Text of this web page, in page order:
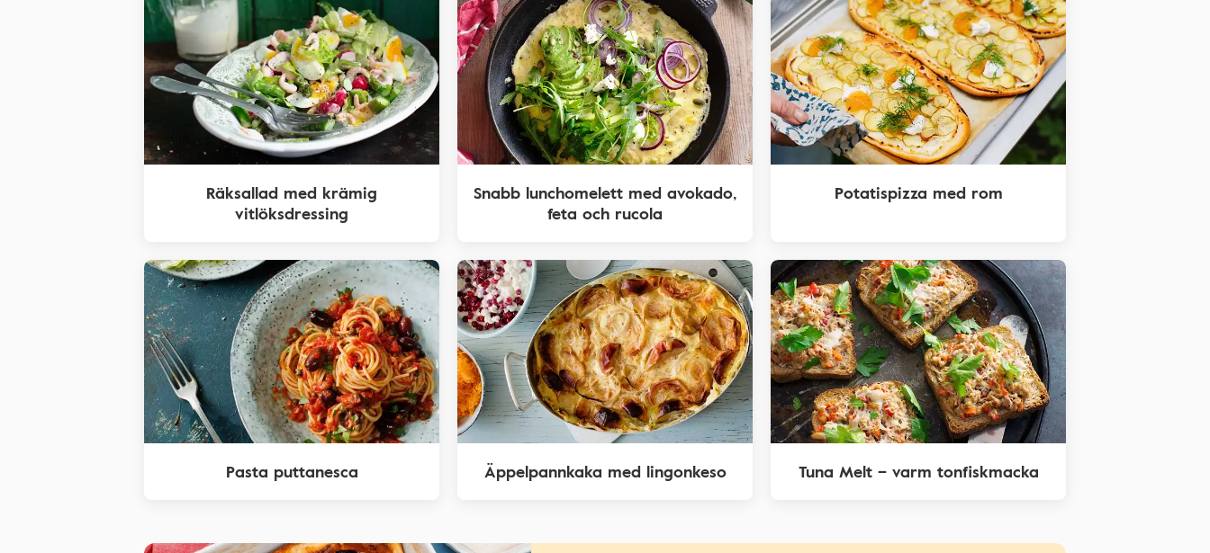
Räksallad med krämig
vitlöksdressing
Snabb lunchomelett med avokado,
feta och rucola
Potatispizza med rom
Pasta puttanesca Äppelpannkaka med lingonkeso Tuna Melt – varm tonfiskmacka